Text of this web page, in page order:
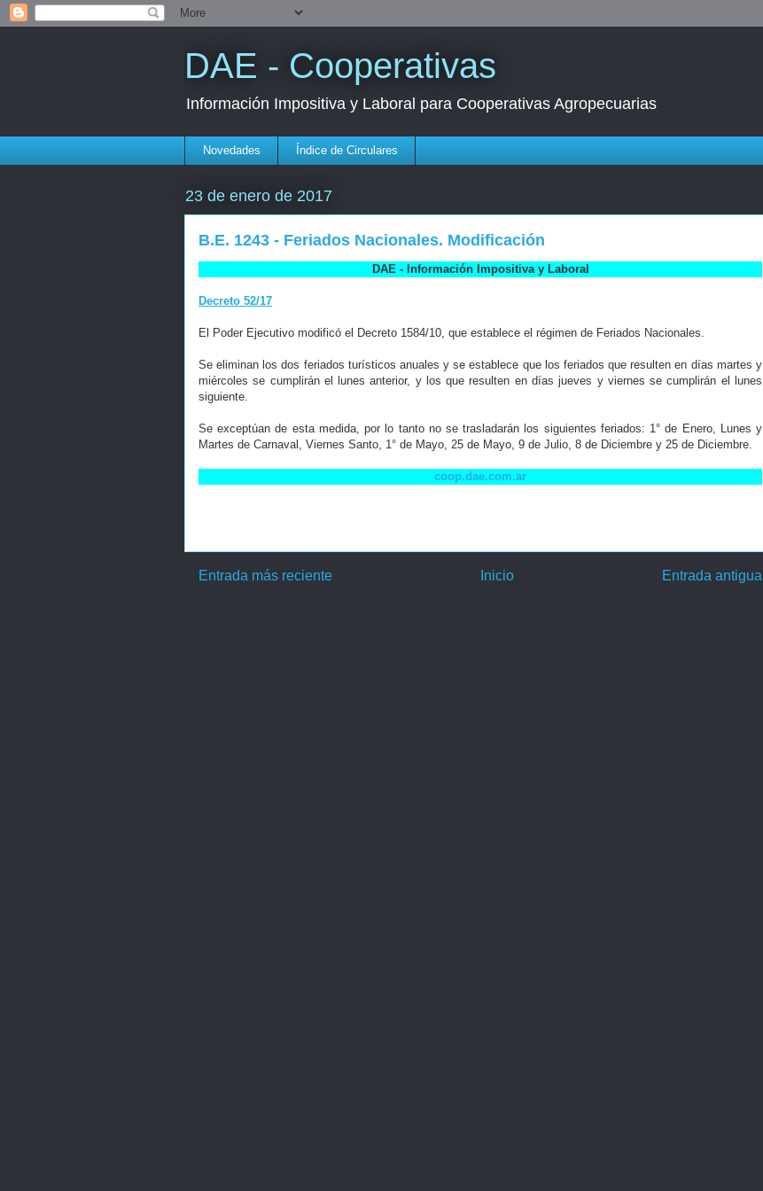
DAE - Cooperativas
Información Impositiva y Laboral para Cooperativas Agropecuarias
Novedades Índice de Circulares
23 de enero de 2017
B.E. 1243 - Feriados Nacionales. Modificación
DAE - Información Impositiva y Laboral
Decreto 52/17
El Poder Ejecutivo modificó el Decreto 1584/10, que establece el régimen de Feriados Nacionales.
Se eliminan los dos feriados turísticos anuales y se establece que los feriados que resulten en días martes y
miércoles se cumplirán el lunes anterior, y los que resulten en días jueves y viernes se cumplirán el lunes
siguiente.
Se exceptúan de esta medida, por lo tanto no se trasladarán los siguientes feriados: 1° de Enero, Lunes y
Martes de Carnaval, Viernes Santo, 1° de Mayo, 25 de Mayo, 9 de Julio, 8 de Diciembre y 25 de Diciembre.
coop.dae.com.ar
Entrada más reciente Entrada antigua
Inicio